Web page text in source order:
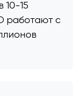
10-15
работают с